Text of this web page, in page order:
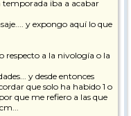
temporada iba a acabar
y expongo aquí lo que
respecto a la nivología o la
y desde entonces
que solo ha habido 1 o
que me refiero a las que